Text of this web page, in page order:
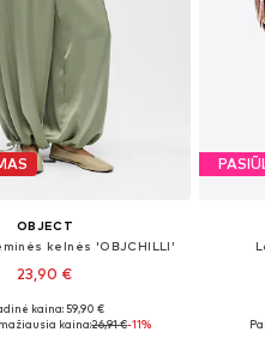
OBJECT
kelnės 'OBJCHILLI'
23,90 €
dydžiai: XS, S, M, XL
kaina: 59,90 €
kaina:26,91 €-11%